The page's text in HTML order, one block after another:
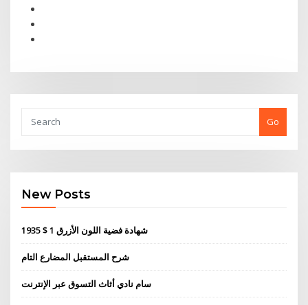
Go
New Posts
1935 $ 1 شهادة فضية اللون الأزرق
شرح المستقبل المضارع التام
سام نادي أثاث التسوق عبر الإنترنت